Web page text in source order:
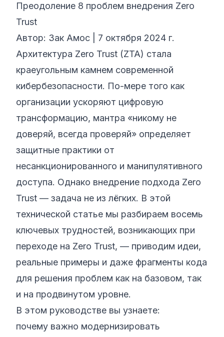
Преодоление 8 проблем внедрения Zero
Trust
Автор: Зак Амос | 7 октября 2024 г.
Архитектура Zero Trust (ZTA) стала
краеугольным камнем современной
кибербезопасности. По-мере того как
организации ускоряют цифровую
трансформацию, мантра «никому не
доверяй, всегда проверяй» определяет
защитные практики от
несанкционированного и манипулятивного
доступа. Однако внедрение подхода Zero
Trust — задача не из лёгких. В этой
технической статье мы разбираем восемь
ключевых трудностей, возникающих при
переходе на Zero Trust, — приводим идеи,
реальные примеры и даже фрагменты кода
для решения проблем как на базовом, так
и на продвинутом уровне.
В этом руководстве вы узнаете:
почему важно модернизировать